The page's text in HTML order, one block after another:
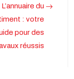
L’annuaire du
: votre
pour des
réussis